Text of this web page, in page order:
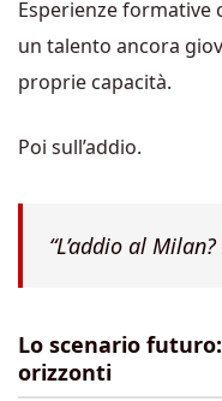
Esperienze formative
un talento ancora
proprie capacità.
Poi sull’addio.
“L’addio al
Lo scenario
orizzonti